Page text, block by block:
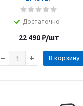
Достаточно
22 490₽/шт
В корзину